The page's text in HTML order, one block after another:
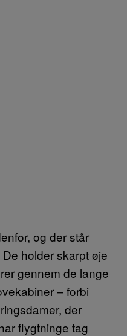
og der står
holder skarpt øje
gennem de lange
– forbi
der
flygtninge tag